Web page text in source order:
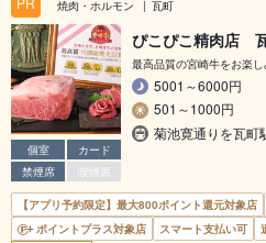
焼肉・ホルモン 瓦町
個室
カード
禁煙席
喫煙席
ぴこぴこ精肉店
最高品質の宮崎牛をお楽
5001～6000円
501～1000円
菊池寛通りを瓦町
【アプリ予約限定】最大800ポイント還元対象店
ポイントプラス対象店
スマート支払い可